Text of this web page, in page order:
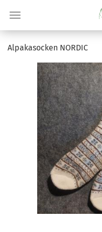
Al­pa­ka­so­cken NOR­DIC